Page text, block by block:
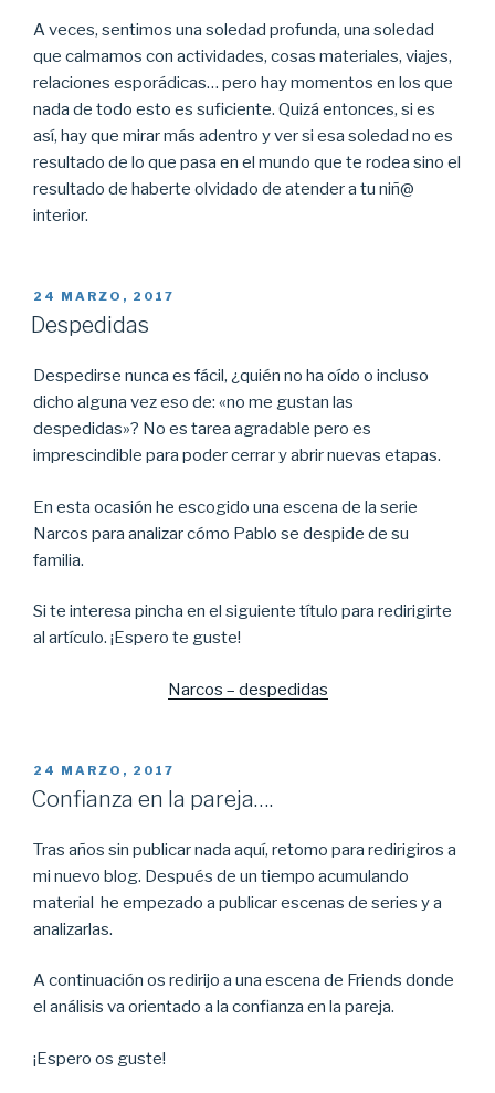
A veces, sentimos una soledad profunda, una soledad
que calmamos con actividades, cosas materiales, viajes,
relaciones esporádicas… pero hay momentos en los que
nada de todo esto es suficiente. Quizá entonces, si es
así, hay que mirar más adentro y ver si esa soledad no es
resultado de lo que pasa en el mundo que te rodea sino el
resultado de haberte olvidado de atender a tu niñ@
interior.
PUBLICADO
EL
24 MARZO, 2017
Despedidas
Despedirse nunca es fácil, ¿quién no ha oído o incluso
dicho alguna vez eso de: «no me gustan las
despedidas»? No es tarea agradable pero es
imprescindible para poder cerrar y abrir nuevas etapas.
En esta ocasión he escogido una escena de la serie
Narcos para analizar cómo Pablo se despide de su
familia.
Si te interesa pincha en el siguiente título para redirigirte
al artículo. ¡Espero te guste!
Narcos – despedidas
PUBLICADO
EL
24 MARZO, 2017
Confianza en la pareja….
Tras años sin publicar nada aquí, retomo para redirigiros a
mi nuevo blog. Después de un tiempo acumulando
material he empezado a publicar escenas de series y a
analizarlas.
A continuación os redirijo a una escena de Friends donde
el análisis va orientado a la confianza en la pareja.
¡Espero os guste!